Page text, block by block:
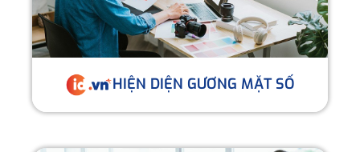
HIỆN DIỆN GƯƠNG MẶT SỐ